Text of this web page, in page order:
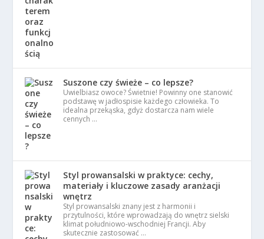
Suszone czy świeże – co lepsze?
Uwielbiasz owoce? Świetnie! Powinny one stanowić
podstawę w jadłospisie każdego człowieka. To
idealna przekąska, gdyż dostarcza nam wiele
cennych …
Styl prowansalski w praktyce: cechy,
materiały i kluczowe zasady aranżacji
wnętrz
Styl prowansalski znany jest z harmonii i
przytulności, które wprowadzają do wnętrz sielski
klimat południowo-wschodniej Francji. Aby
skutecznie zastosować …